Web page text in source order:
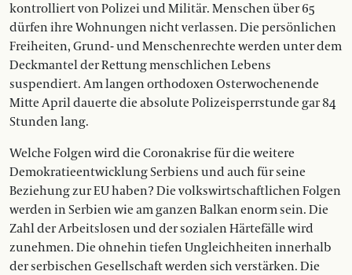
kontrolliert von Polizei und Militär. Menschen über 65
dürfen ihre Wohnungen nicht verlassen. Die persönlichen
Freiheiten, Grund- und Menschenrechte werden unter dem
Deckmantel der Rettung menschlichen Lebens
suspendiert. Am langen orthodoxen Osterwochenende
Mitte April dauerte die absolute Polizeisperrstunde gar 84
Stunden lang.
Welche Folgen wird die Coronakrise für die weitere
Demokratieentwicklung Serbiens und auch für seine
Beziehung zur EU haben? Die volkswirtschaftlichen Folgen
werden in Serbien wie am ganzen Balkan enorm sein. Die
Zahl der Arbeitslosen und der sozialen Härtefälle wird
zunehmen. Die ohnehin tiefen Ungleichheiten innerhalb
der serbischen Gesellschaft werden sich verstärken. Die